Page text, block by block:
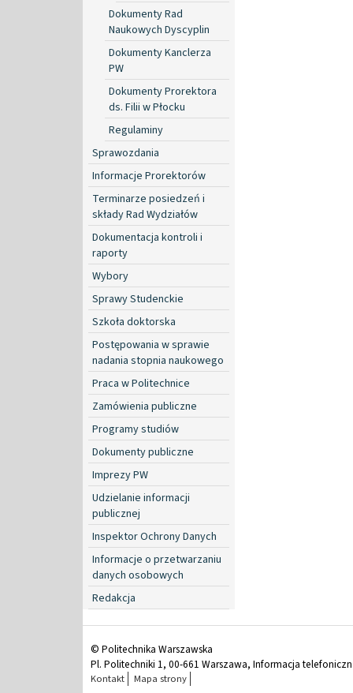
Dokumenty Rad
Naukowych Dyscyplin
Dokumenty Kanclerza
PW
Dokumenty Prorektora
ds. Filii w Płocku
Regulaminy
Sprawozdania
Informacje Prorektorów
Terminarze posiedzeń i
składy Rad Wydziałów
Dokumentacja kontroli i
raporty
Wybory
Sprawy Studenckie
Szkoła doktorska
Postępowania w sprawie
nadania stopnia naukowego
Praca w Politechnice
Zamówienia publiczne
Programy studiów
Dokumenty publiczne
Imprezy PW
Udzielanie informacji
publicznej
Inspektor Ochrony Danych
Informacje o przetwarzaniu
danych osobowych
Redakcja
© Politechnika Warszawska
Pl. Politechniki 1, 00-661 Warszawa, Informacja
Kontakt Mapa strony